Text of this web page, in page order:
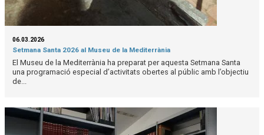
06.03.2026
Setmana Santa 2026 al Museu de la Mediterrània
El Museu de la Mediterrània ha preparat per aquesta Setmana Santa
una programació especial d’activitats obertes al públic amb l’objectiu
de...